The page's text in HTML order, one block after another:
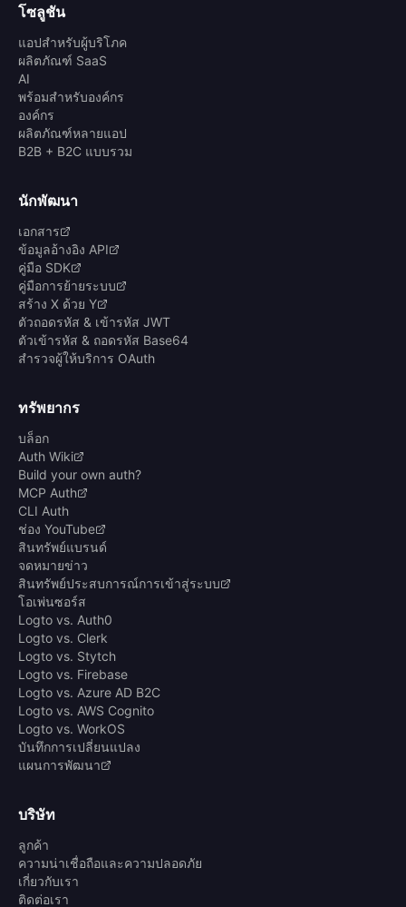
โซลูชัน
แอปสำหรับผู้บริโภค
ผลิตภัณฑ์ SaaS
AI
พร้อมสำหรับองค์กร
องค์กร
ผลิตภัณฑ์หลายแอป
B2B + B2C แบบรวม
นักพัฒนา
เอกสาร
ข้อมูลอ้างอิง API
คู่มือ SDK
คู่มือการย้ายระบบ
สร้าง X ด้วย Y
ตัวถอดรหัส & เข้ารหัส JWT
ตัวเข้ารหัส & ถอดรหัส Base64
สำรวจผู้ให้บริการ OAuth
ทรัพยากร
บล็อก
Auth Wiki
Build your own auth?
MCP Auth
CLI Auth
ช่อง YouTube
สินทรัพย์แบรนด์
จดหมายข่าว
สินทรัพย์ประสบการณ์การเข้าสู่ระบบ
โอเพ่นซอร์ส
Logto vs. Auth0
Logto vs. Clerk
Logto vs. Stytch
Logto vs. Firebase
Logto vs. Azure AD B2C
Logto vs. AWS Cognito
Logto vs. WorkOS
บันทึกการเปลี่ยนแปลง
แผนการพัฒนา
บริษัท
ลูกค้า
ความน่าเชื่อถือและความปลอดภัย
เกี่ยวกับเรา
ติดต่อเรา